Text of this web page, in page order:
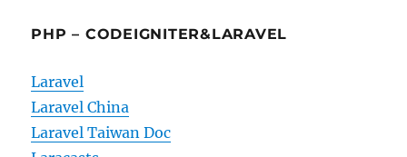
PHP – CODEIGNITER&LARAVEL
Laravel
Laravel China
Laravel Taiwan Doc